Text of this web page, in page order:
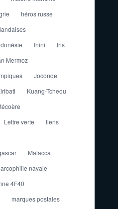
héros russe
Inini
Iris
Mermoz
Joconde
Kuang-Tcheou
Lettre verte
liens
Malacca
navale
4F40
marques postales